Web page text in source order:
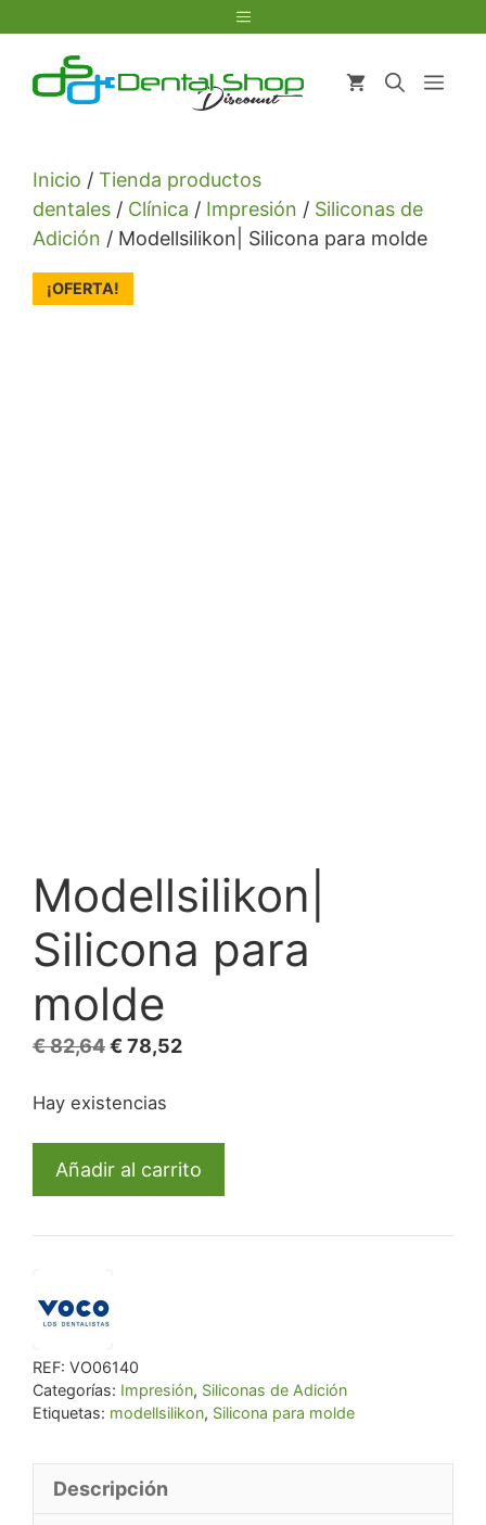
contenido
Menú
Inicio / Tienda productos
dentales / Clínica / Impresión / Siliconas de
Adición / Modellsilikon| Silicona para molde
¡OFERTA!
Modellsilikon|
Silicona para
molde
€82,64El
original
€ 82,64.
€ 78,52El
€ 78,52.
Hay existencias
Modellsilikon|
Silicona
molde
Añadir al carrito
REF: VO06140
Categorías: Impresión, Siliconas de Adición
Etiquetas: modellsilikon, Silicona para molde
Descripción